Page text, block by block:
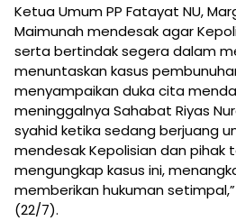
Ketua Umum PP Fatayat NU,
Maimunah mendesak agar
serta bertindak segera dalam
menuntaskan kasus
menyampaikan duka cita
meninggalnya Sahabat Riyas
syahid ketika sedang berjuang
mendesak Kepolisian dan pihak
mengungkap kasus ini,
memberikan hukuman
(22/7).